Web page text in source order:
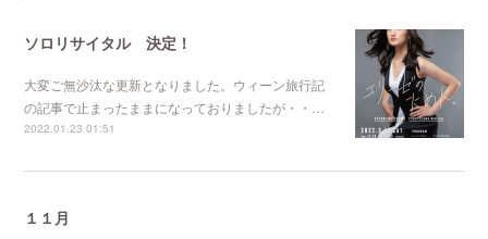
ソロリサイタル 決定！
大変ご無沙汰な更新となりました。ウィーン旅行記
の記事で止まったままになっておりましたが・・…
2022.01.23 01:51
１１月